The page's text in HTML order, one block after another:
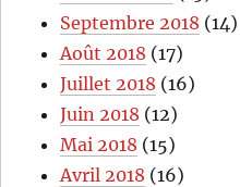
Septembre 2018 (14)
Août 2018 (17)
Juillet 2018 (16)
Juin 2018 (12)
Mai 2018 (15)
Avril 2018 (16)